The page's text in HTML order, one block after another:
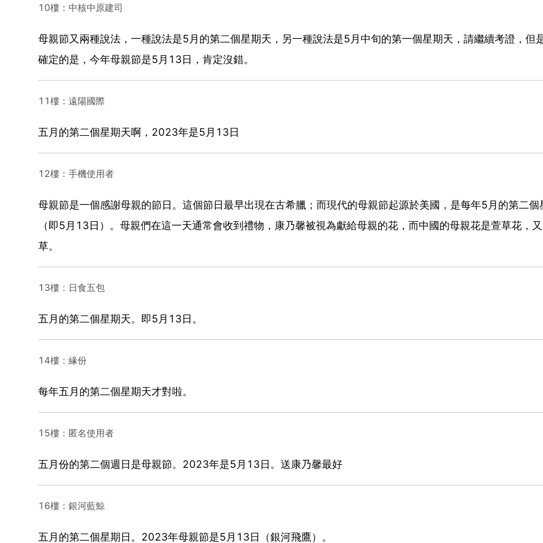
10樓：中核中原建司
母親節又兩種說法，一種說法是5月的第二個星期天，另一種說法是5月中旬的第一個星期天，請繼續考證，但
確定的是，今年母親節是5月13日，肯定沒錯。
11樓：遠陽國際
五月的第二個星期天啊，2023年是5月13日
12樓：手機使用者
母親節是一個感謝母親的節日。這個節日最早出現在古希臘；而現代的母親節起源於美國，是每年5月的第二個
（即5月13日）。母親們在這一天通常會收到禮物，康乃馨被視為獻給母親的花，而中國的母親花是萱草花，
草。
13樓：日食五包
五月的第二個星期天。即5月13日。
14樓：緣份
每年五月的第二個星期天才對啦。
15樓：匿名使用者
五月份的第二個週日是母親節。2023年是5月13日。送康乃馨最好
16樓：銀河藍鯨
五月的第二個星期日。2023年母親節是5月13日（銀河飛鷹）。